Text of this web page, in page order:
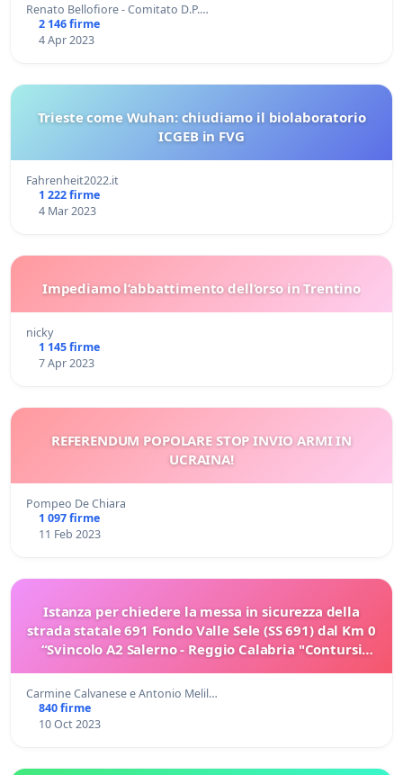
Renato Bellofiore - Comitato D.P.…
2 146 firme
4 Apr 2023
Trieste come Wuhan: chiudiamo il biolaboratorio
ICGEB in FVG
Fahrenheit2022.it
1 222 firme
4 Mar 2023
Impediamo l’abbattimento dell’orso in Trentino
nicky
1 145 firme
7 Apr 2023
REFERENDUM POPOLARE STOP INVIO ARMI IN
UCRAINA!
Pompeo De Chiara
1 097 firme
11 Feb 2023
Istanza per chiedere la messa in sicurezza della
strada statale 691 Fondo Valle Sele (SS 691) dal Km 0
“Svincolo A2 Salerno - Reggio Calabria "Contursi
Carmine Calvanese e Antonio Melil…
840 firme
10 Oct 2023